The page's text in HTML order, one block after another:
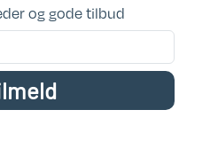
og gode tilbud